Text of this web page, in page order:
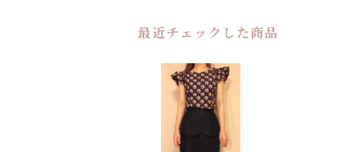
最近チェックした商品